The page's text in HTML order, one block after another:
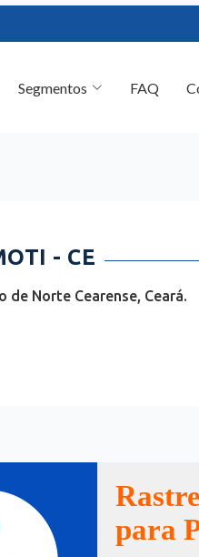
Segmentos FAQ
- CE
Norte Cearense, Ceará.
para